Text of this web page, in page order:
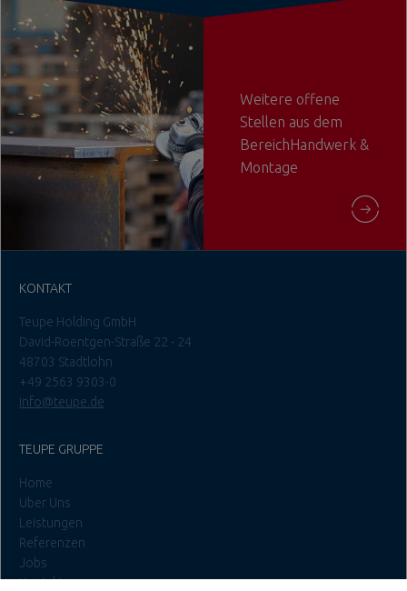
Weitere offene
Stellen aus dem
BereichHandwerk &
Montage
KONTAKT
Teupe Holding GmbH
David-Roentgen-Straße 22 - 24
48703 Stadtlohn
+49 2563 9303-0
info@teupe.de
TEUPE GRUPPE
Home
Über Uns
Leistungen
Referenzen
Jobs
Kontakt